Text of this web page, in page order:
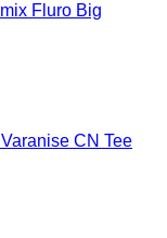
Fluro Big
Varanise CN Tee